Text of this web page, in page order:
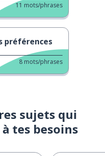
11 mots/phrases
préférences
8 mots/phrases
sujets qui
tes besoins